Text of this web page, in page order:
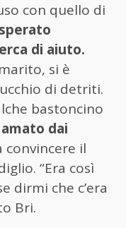
con quello di
di aiuto.
si è
di detriti.
bastoncino
dai
convincere il
“Era così
dirmi che c’era
Bri.